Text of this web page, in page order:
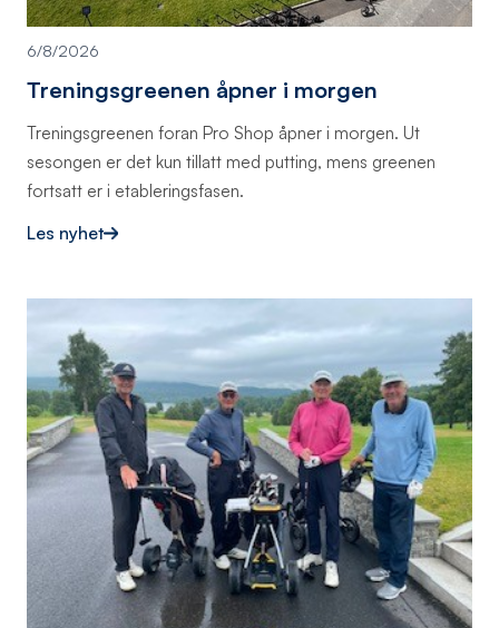
6/8/2026
Treningsgreenen åpner i morgen
‍Treningsgreenen foran Pro Shop åpner i morgen. Ut
sesongen er det kun tillatt med putting, mens greenen
fortsatt er i etableringsfasen.
Les nyhet